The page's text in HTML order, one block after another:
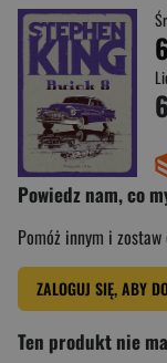
Powiedz nam, co
Pomóż innym i zostaw
ZALOGUJ SIĘ, ABY
Ten produkt nie